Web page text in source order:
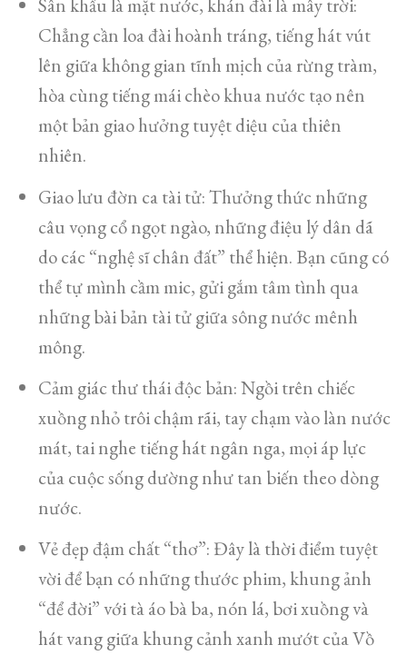
​Sân khấu là mặt nước, khán đài là mây trời:
Chẳng cần loa đài hoành tráng, tiếng hát vút
lên giữa không gian tĩnh mịch của rừng tràm,
hòa cùng tiếng mái chèo khua nước tạo nên
một bản giao hưởng tuyệt diệu của thiên
nhiên.
​Giao lưu đờn ca tài tử: Thưởng thức những
câu vọng cổ ngọt ngào, những điệu lý dân dã
do các “nghệ sĩ chân đất” thể hiện. Bạn cũng có
thể tự mình cầm mic, gửi gắm tâm tình qua
những bài bản tài tử giữa sông nước mênh
mông.
​Cảm giác thư thái độc bản: Ngồi trên chiếc
xuồng nhỏ trôi chậm rãi, tay chạm vào làn nước
mát, tai nghe tiếng hát ngân nga, mọi áp lực
của cuộc sống dường như tan biến theo dòng
nước.
​Vẻ đẹp đậm chất “thơ”: Đây là thời điểm tuyệt
vời để bạn có những thước phim, khung ảnh
“để đời” với tà áo bà ba, nón lá, bơi xuồng và
hát vang giữa khung cảnh xanh mướt của Vồ